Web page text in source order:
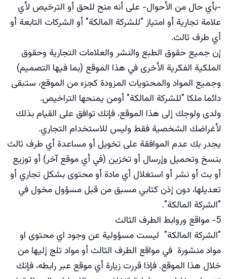
-بأي حال من الأحوال- على أنه منح للحق أو الترخيص لأي
علامة تجارية أو امتياز "للشركة المالكة" أو الشركات التابعة أو
أي طرف ثالث.
إن جميع حقوق الطبع والنشر والعلامات التجارية وحقوق
الملكية الفكرية الأخرى في هذا الموقع (بما فيها التصميم)
وجميع المواد والمحتويات المزودة كجزء من الموقع، ستبقى
دائما ملكا "للشركة المالكة" أومن يمنحها التراخيص.
ولدى ولوجك إلى هذا الموقع، فإنك توافق على القيام بذلك
لأغراضك الشخصية فقط وليس للاستخدام التجاري.
يجدر بك عدم الموافقة على تخويل أو مساعدة أي طرف ثالث
بنسخ وتحميل وإرسال أو تخزين (في أي موقع آخر) أو توزيع
أو بث أو نشر أو استغلال أي مادة أو محتوى بشكل تجاري أو
تعديلها، دون إذن كتابي مسبق من قبل مسؤول مخول في
"الشركة المالكة".
5- مواقع وروابط الطرف الثالث
"الشركة المالكة" ليست مسؤولية عن وجود اي محتوى او
مواد منشورة في مواقع الطرف الثالث أو مواد تلج إليها من
خلال هذا الموقع. فإذا قررت زيارة أي موقع عبر رابطه، فإنك